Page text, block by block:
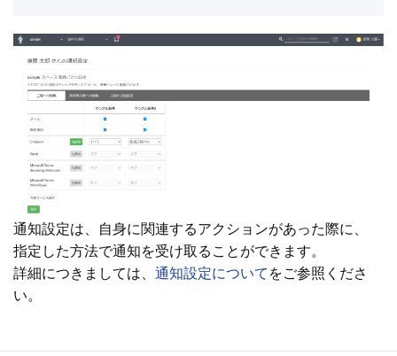
通知設定は、自身に関連するアクションがあった際に、
指定した方法で通知を受け取ることができます。
詳細につきましては、 通知設定について をご参照くださ
い。